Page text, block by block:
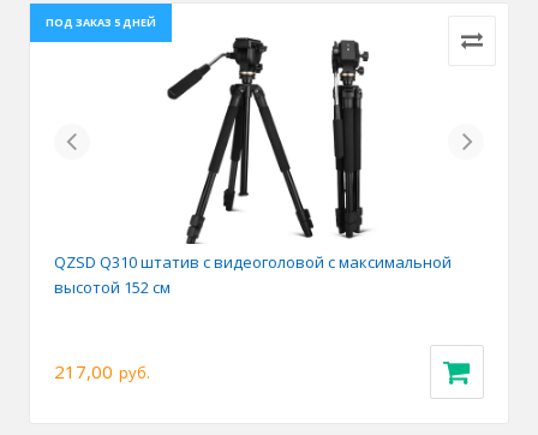
ПОД ЗАКАЗ 5 ДНЕЙ
Previous Next
QZSD Q310 штатив с видеоголовой с максимальной
высотой 152 см
217,00 руб.